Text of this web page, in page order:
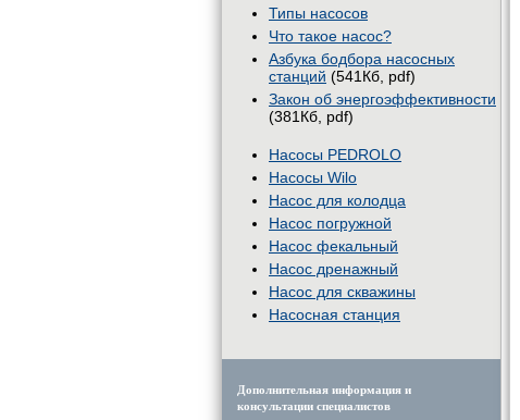
Типы насосов
Что такое насос?
Азбука бодбора насосных
станций (541Кб, pdf)
Закон об энергоэффективности
(381Кб, pdf)
Насосы PEDROLO
Насосы Wilo
Насос для колодца
Насос погружной
Насос фекальный
Насос дренажный
Насос для скважины
Насосная станция
Дополнительная информация и
консультации специалистов